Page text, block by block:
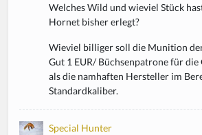
Welches Wild und wieviel Stück
Hornet bisher erlegt?
Wieviel billiger soll die Munition
Gut 1 EUR/ Büchsenpatrone für
als die namhaften Hersteller im
Standardkaliber.
Special Hunter